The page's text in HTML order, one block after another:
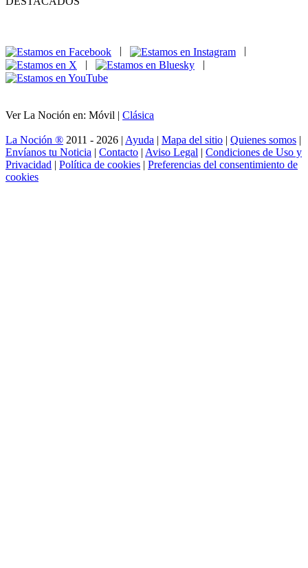
|
|
Ver La Noción en: Móvil | Clásica
La Noción ® 2011 - 2026 | Ayuda | Mapa del sitio | Quienes somos |
Envíanos tu Noticia | Contacto | Aviso Legal | Condiciones de Uso y
Privacidad | Política de cookies | Preferencias del consentimiento de
cookies